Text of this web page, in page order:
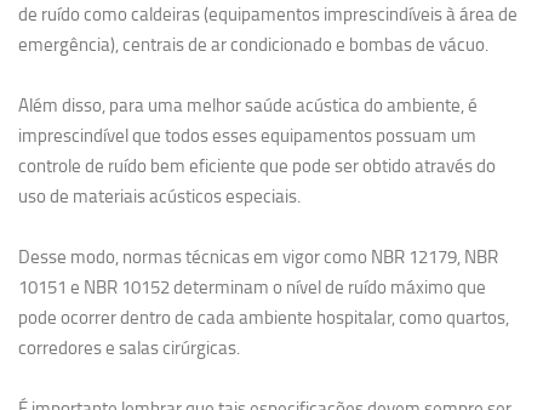
de ruído como caldeiras (equipamentos imprescindíveis à área de
emergência), centrais de ar condicionado e bombas de vácuo.
Além disso, para uma melhor saúde acústica do ambiente, é
imprescindível que todos esses equipamentos possuam um
controle de ruído bem eficiente que pode ser obtido através do
uso de materiais acústicos especiais.
Desse modo, normas técnicas em vigor como NBR 12179, NBR
10151 e NBR 10152 determinam o nível de ruído máximo que
pode ocorrer dentro de cada ambiente hospitalar, como quartos,
corredores e salas cirúrgicas.